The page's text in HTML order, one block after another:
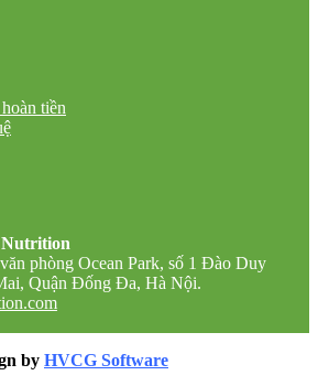
tiền
Nutrition
phòng Ocean Park, số 1 Đào Duy
Quận Đống Đa, Hà Nội.
by HVCG Software